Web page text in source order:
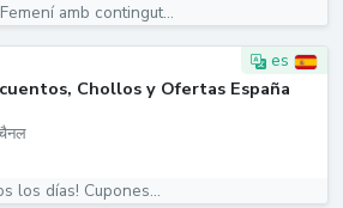
amb contingut...
es
Chollos y Ofertas España
चैनल
los días! Cupones...